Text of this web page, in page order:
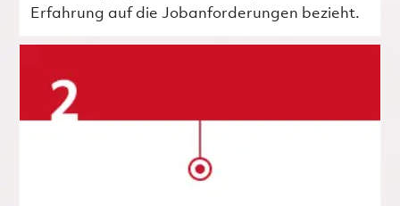
Erfahrung auf die Jobanforderungen bezieht.